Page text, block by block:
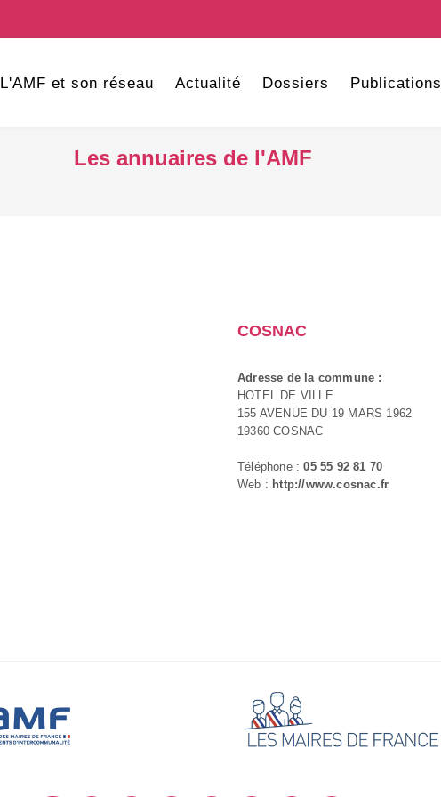
L'AMF et son réseau Actualité Dossiers Publications
Les annuaires de l'AMF
COSNAC
Adresse de la commune :
HOTEL DE VILLE
155 AVENUE DU 19 MARS 1962
19360 COSNAC
Téléphone :05 55 92 81 70
Web : http://www.cosnac.fr